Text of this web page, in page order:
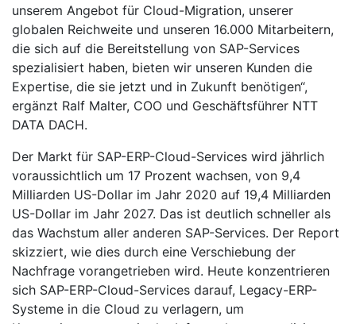
unserem Angebot für Cloud-Migration, unserer
globalen Reichweite und unseren 16.000 Mitarbeitern,
die sich auf die Bereitstellung von SAP-Services
spezialisiert haben, bieten wir unseren Kunden die
Expertise, die sie jetzt und in Zukunft benötigen“,
ergänzt Ralf Malter, COO und Geschäftsführer NTT
DATA DACH.
Der Markt für SAP-ERP-Cloud-Services wird jährlich
voraussichtlich um 17 Prozent wachsen, von 9,4
Milliarden US-Dollar im Jahr 2020 auf 19,4 Milliarden
US-Dollar im Jahr 2027. Das ist deutlich schneller als
das Wachstum aller anderen SAP-Services. Der Report
skizziert, wie dies durch eine Verschiebung der
Nachfrage vorangetrieben wird. Heute konzentrieren
sich SAP-ERP-Cloud-Services darauf, Legacy-ERP-
Systeme in die Cloud zu verlagern, um